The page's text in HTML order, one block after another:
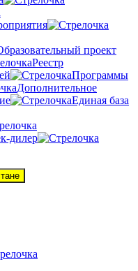
проект
Реестр
Программы
Дополнительное
Единая база
дилер